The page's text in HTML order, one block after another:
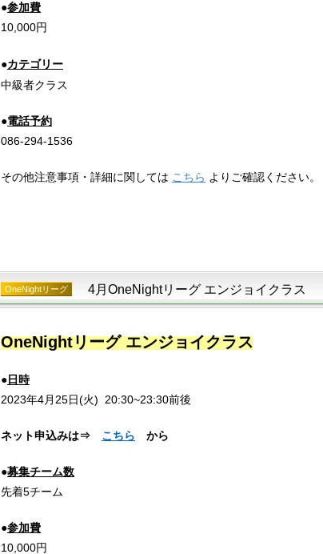
●参加費
10,000円
●カテゴリー
中級者クラス
●電話予約
086-294-1536
その他注意事項・詳細に関しては こちら よりご確認ください。
OneNightリーグ 4月OneNightリーグ エンジョイクラス
OneNightリーグ エンジョイクラス
●日時
2023年4月25日(火) 20:30~23:30前後
ネット申込みは⇒ こちら から
●募集チーム数
先着5チーム
●参加費
10,000円